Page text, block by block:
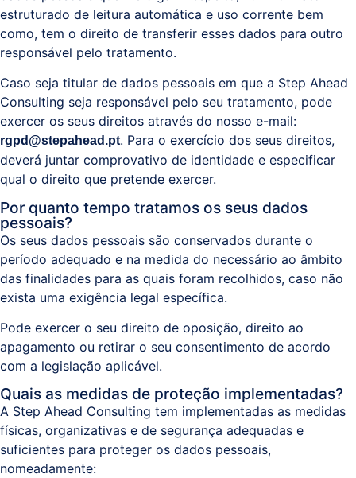
estruturado de leitura automática e uso corrente bem
como, tem o direito de transferir esses dados para outro
responsável pelo tratamento.
Caso seja titular de dados pessoais em que a Step Ahead
Consulting seja responsável pelo seu tratamento, pode
exercer os seus direitos através do nosso e-mail:
rgpd@stepahead.pt. Para o exercício dos seus direitos,
deverá juntar comprovativo de identidade e especificar
qual o direito que pretende exercer.
Por quanto tempo tratamos os seus dados
pessoais?
Os seus dados pessoais são conservados durante o
período adequado e na medida do necessário ao âmbito
das finalidades para as quais foram recolhidos, caso não
exista uma exigência legal específica.
Pode exercer o seu direito de oposição, direito ao
apagamento ou retirar o seu consentimento de acordo
com a legislação aplicável.
Quais as medidas de proteção implementadas?
A Step Ahead Consulting tem implementadas as medidas
físicas, organizativas e de segurança adequadas e
suficientes para proteger os dados pessoais,
nomeadamente: